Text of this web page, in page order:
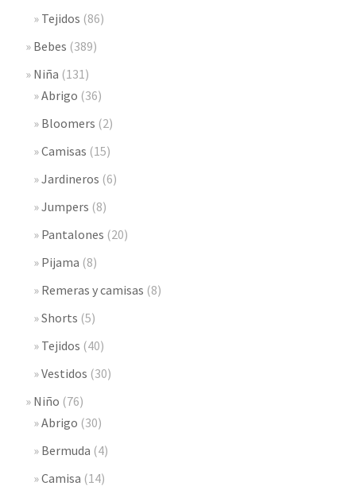
Tejidos (86)
Bebes (389)
Niña (131)
Abrigo (36)
Bloomers (2)
Camisas (15)
Jardineros (6)
Jumpers (8)
Pantalones (20)
Pijama (8)
Remeras y camisas (8)
Shorts (5)
Tejidos (40)
Vestidos (30)
Niño (76)
Abrigo (30)
Bermuda (4)
Camisa (14)